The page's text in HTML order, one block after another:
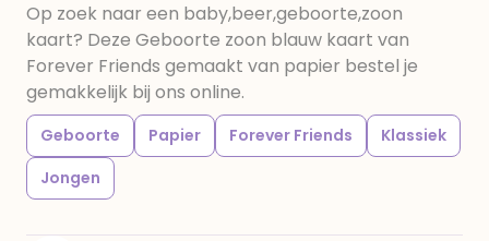
Op zoek naar een baby,beer,geboorte,zoon
kaart? Deze Geboorte zoon blauw kaart van
Forever Friends gemaakt van papier bestel je
gemakkelijk bij ons online.
Geboorte Papier Forever Friends
Klassiek
Jongen